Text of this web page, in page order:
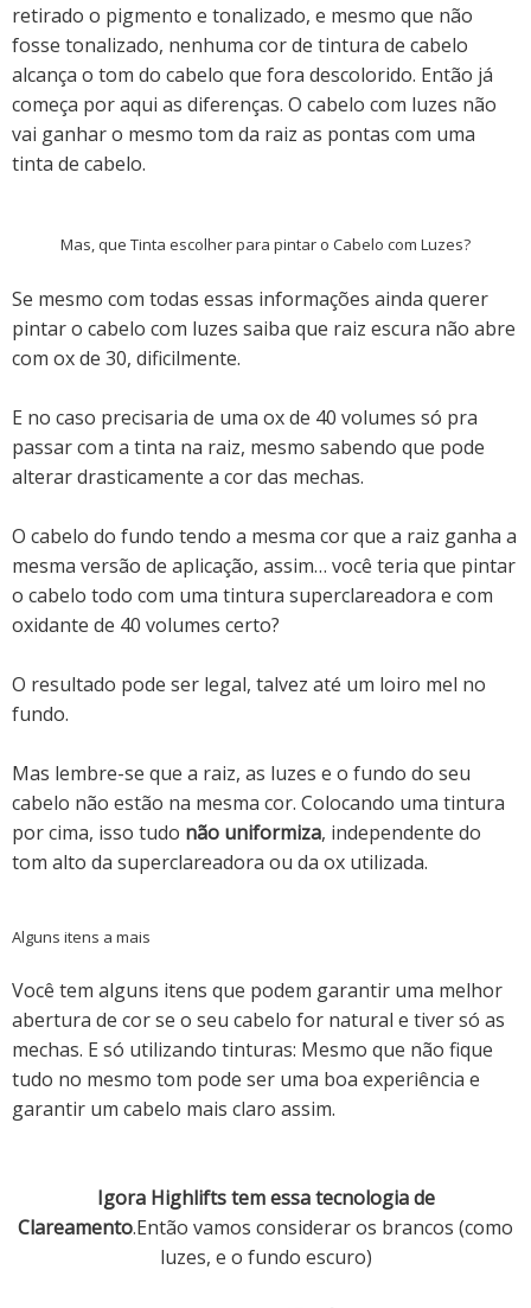
retirado o pigmento e tonalizado, e mesmo que não
fosse tonalizado, nenhuma cor de tintura de cabelo
alcança o tom do cabelo que fora descolorido. Então já
começa por aqui as diferenças. O cabelo com luzes não
vai ganhar o mesmo tom da raiz as pontas com uma
tinta de cabelo.
Mas, que Tinta escolher para pintar o Cabelo com Luzes?
Se mesmo com todas essas informações ainda querer
pintar o cabelo com luzes saiba que raiz escura não abre
com ox de 30, dificilmente.
E no caso precisaria de uma ox de 40 volumes só pra
passar com a tinta na raiz, mesmo sabendo que pode
alterar drasticamente a cor das mechas.
O cabelo do fundo tendo a mesma cor que a raiz ganha a
mesma versão de aplicação, assim… você teria que pintar
o cabelo todo com uma tintura superclareadora e com
oxidante de 40 volumes certo?
O resultado pode ser legal, talvez até um loiro mel no
fundo.
Mas lembre-se que a raiz, as luzes e o fundo do seu
cabelo não estão na mesma cor. Colocando uma tintura
por cima, isso tudo não uniformiza, independente do
tom alto da superclareadora ou da ox utilizada.
Alguns itens a mais
Você tem alguns itens que podem garantir uma melhor
abertura de cor se o seu cabelo for natural e tiver só as
mechas. E só utilizando tinturas: Mesmo que não fique
tudo no mesmo tom pode ser uma boa experiência e
garantir um cabelo mais claro assim.
Igora Highlifts tem essa tecnologia de
Clareamento.Então vamos considerar os brancos (como
luzes, e o fundo escuro)